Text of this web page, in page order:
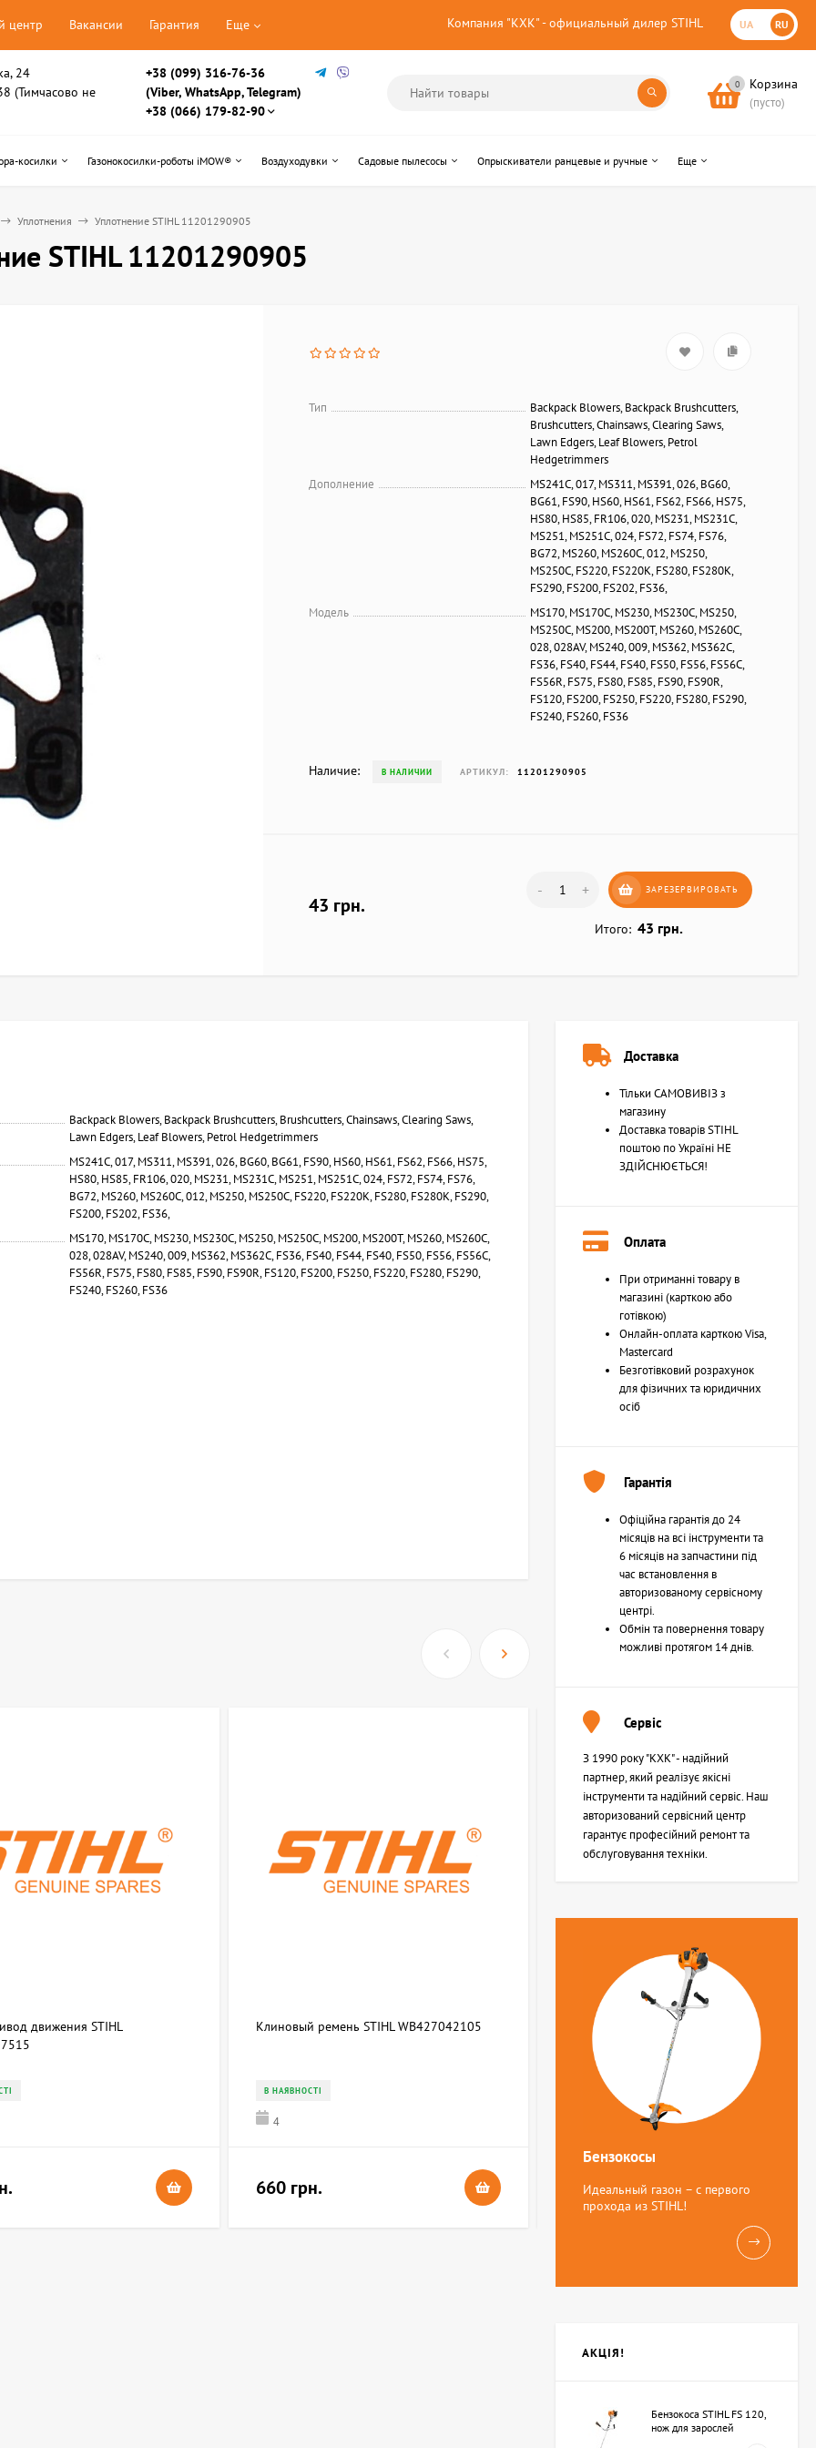
Компания "КХК" - официальный дилер STIHL UA RU
центр Вакансии Гарантия Еще
24
(Тимчасово не
+38 (099) 316-76-36
(Viber, WhatsApp, Telegram)
+38 (066) 179-82-90
0 Корзина
(пусто)
косилки Газонокосилки-роботы iMOW® Воздуходувки Садовые пылесосы Опрыскиватели ранцевые и ручные Еще
Уплотнения Уплотнение STIHL 11201290905
STIHL 11201290905
Тип
Backpack Blowers, Backpack Brushcutters,
Brushcutters, Chainsaws, Clearing Saws,
Lawn Edgers, Leaf Blowers, Petrol
Hedgetrimmers
Дополнение
MS241C, 017, MS311, MS391, 026, BG60,
BG61, FS90, HS60, HS61, FS62, FS66, HS75,
HS80, HS85, FR106, 020, MS231, MS231C,
MS251, MS251C, 024, FS72, FS74, FS76,
BG72, MS260, MS260C, 012, MS250,
MS250C, FS220, FS220K, FS280, FS280K,
FS290, FS200, FS202, FS36,
Модель
MS170, MS170C, MS230, MS230C, MS250,
MS250C, MS200, MS200T, MS260, MS260C,
028, 028AV, MS240, 009, MS362, MS362C,
FS36, FS40, FS44, FS40, FS50, FS56, FS56C,
FS56R, FS75, FS80, FS85, FS90, FS90R,
FS120, FS200, FS250, FS220, FS280, FS290,
FS240, FS260, FS36
Наличие: В НАЛИЧИИ АРТИКУЛ: 11201290905
43 грн.
- + ЗАРЕЗЕРВИРОВАТЬ
Итого: 43 грн.
Backpack Blowers, Backpack Brushcutters, Brushcutters, Chainsaws, Clearing Saws,
Lawn Edgers, Leaf Blowers, Petrol Hedgetrimmers
MS241C, 017, MS311, MS391, 026, BG60, BG61, FS90, HS60, HS61, FS62, FS66, HS75,
HS80, HS85, FR106, 020, MS231, MS231C, MS251, MS251C, 024, FS72, FS74, FS76,
BG72, MS260, MS260C, 012, MS250, MS250C, FS220, FS220K, FS280, FS280K, FS290,
FS200, FS202, FS36,
MS170, MS170C, MS230, MS230C, MS250, MS250C, MS200, MS200T, MS260, MS260C,
028, 028AV, MS240, 009, MS362, MS362C, FS36, FS40, FS44, FS40, FS50, FS56, FS56C,
FS56R, FS75, FS80, FS85, FS90, FS90R, FS120, FS200, FS250, FS220, FS280, FS290,
FS240, FS260, FS36
движения STIHL
Клиновый ремень STIHL WB427042105
В НАЯВНОСТІ
4
660 грн.
Возвратная пружина STIHL (Z000013Z000)
В НАЯВНОСТІ
24 грн.
Доставка
Тільки САМОВИВІЗ з
магазину
Доставка товарів STIHL
поштою по Україні НЕ
ЗДІЙСНЮЄТЬСЯ!
Оплата
При отриманні товару в
магазині (карткою або
готівкою)
Онлайн-оплата карткою Visa,
Mastercard
Безготівковий розрахунок
для фізичних та юридичних
осіб
Гарантія
Офіційна гарантія до 24
місяців на всі інструменти та
6 місяців на запчастини під
час встановлення в
авторизованому сервісному
центрі.
Обмін та повернення товару
можливі протягом 14 днів.
Сервіс
З 1990 року "КХК" - надійний
партнер, який реалізує якісні
інструменти та надійний сервіс. Наш
авторизований сервісний центр
гарантує професійний ремонт та
обслуговування техніки.
Бензокосы
Идеальный газон – с первого
прохода из STIHL!
АКЦІЯ!
Бензокоса STIHL FS 120,
нож для зарослей